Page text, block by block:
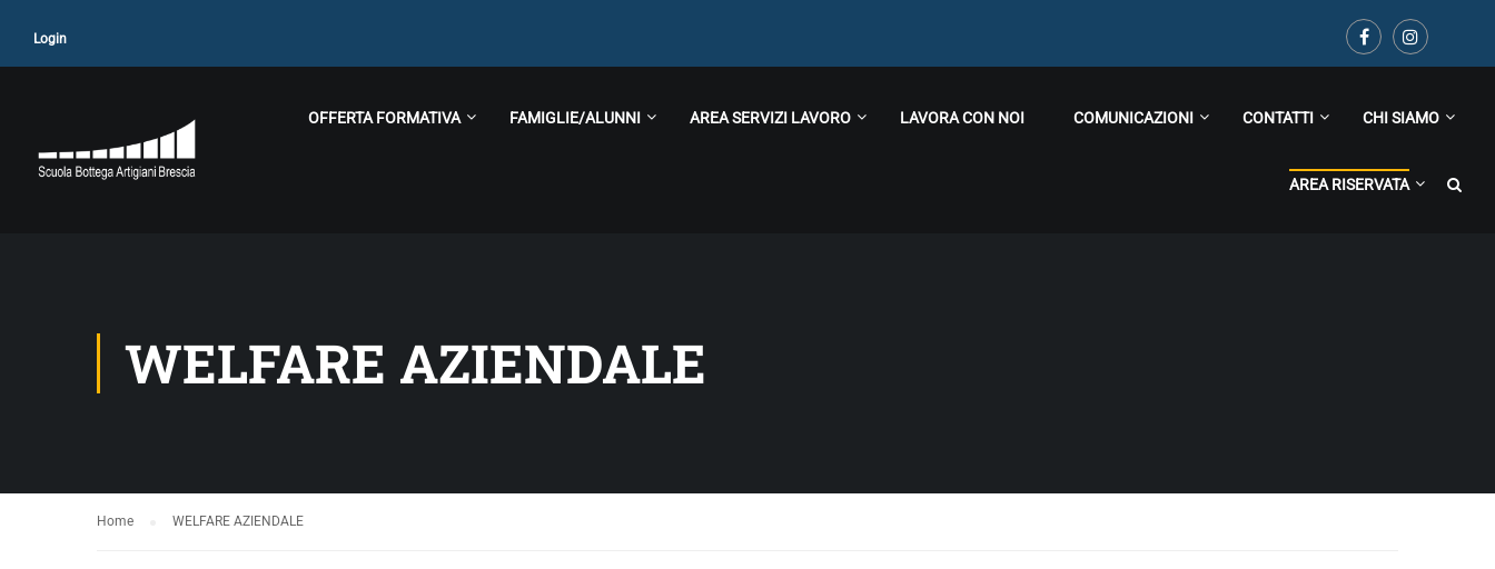
Login
OFFERTA FORMATIVA FAMIGLIE/ALUNNI AREA SERVIZI LAVORO LAVORA CON NOI COMUNICAZIONI CONTATTI CHI SIAMO
AREA RISERVATA
WELFARE AZIENDALE
Home WELFARE AZIENDALE